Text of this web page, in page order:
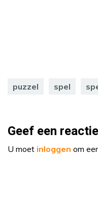
puzzel spel
Geef een reactie
U moet inloggen om